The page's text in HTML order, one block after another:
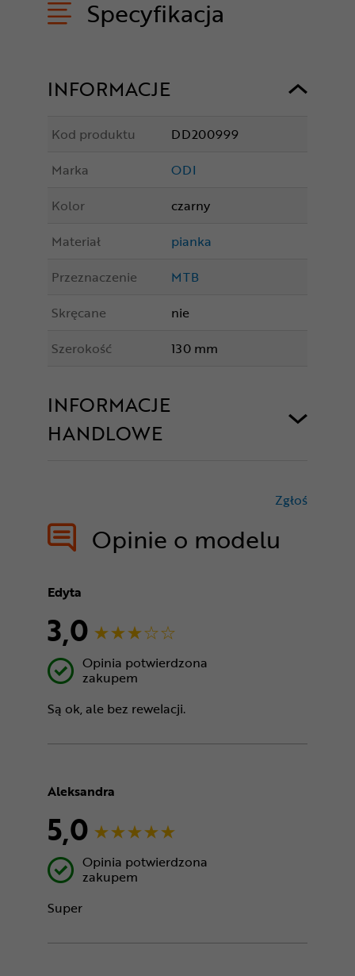
Specyfikacja
INFORMACJE
Kod produktu
DD200999
Marka
ODI
Kolor
czarny
Materiał
pianka
Przeznaczenie
MTB
Skręcane
nie
Szerokość
130 mm
INFORMACJE
HANDLOWE
Opinie o modelu
Zgłoś
Edyta
3,0
Opinia potwierdzona
zakupem
Są ok, ale bez rewelacji.
Aleksandra
5,0
Opinia potwierdzona
zakupem
Super